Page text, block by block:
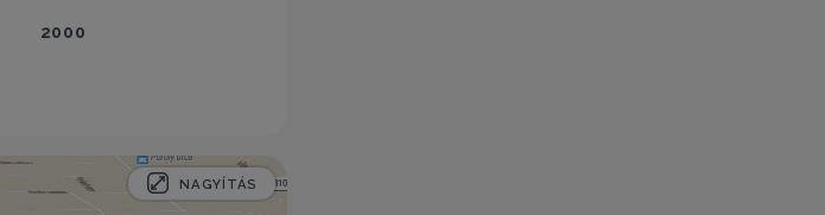
2000
NAGYÍTÁS